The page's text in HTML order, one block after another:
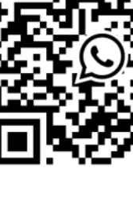
Scuola
in
- Fiano
in
ore 20.30 -
don
alcuni
ore